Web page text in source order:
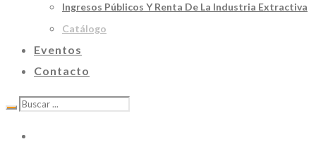
Ingresos Públicos Y Renta De La Industria Extractiva
Catálogo
Eventos
Contacto